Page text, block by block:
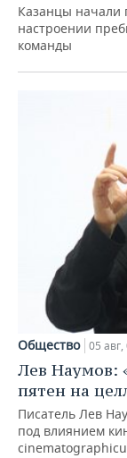
Казанцы начали
настроении
команды
Общество 05
Лев Наумов:
пятен на
Писатель Лев
под влиянием